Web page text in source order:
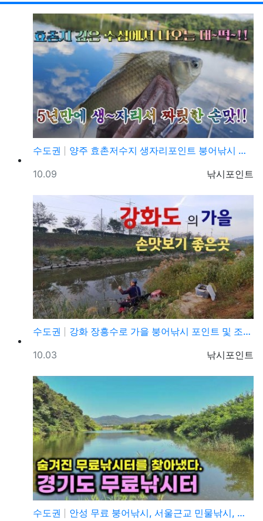
수도권
양주 효촌저수지 생자리포인트 붕어낚시 조황정보
등록자
낚시포인트
등록일
10.09
수도권
강화 장흥수로 가을 붕어낚시 포인트 및 조황정보
등록자
낚시포인트
등록일
10.03
수도권
안성 무료 붕어낚시, 서울근교 민물낚시, 차박캠핑, 캠…